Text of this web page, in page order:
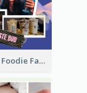
Milkshake Foodie Facebook Post